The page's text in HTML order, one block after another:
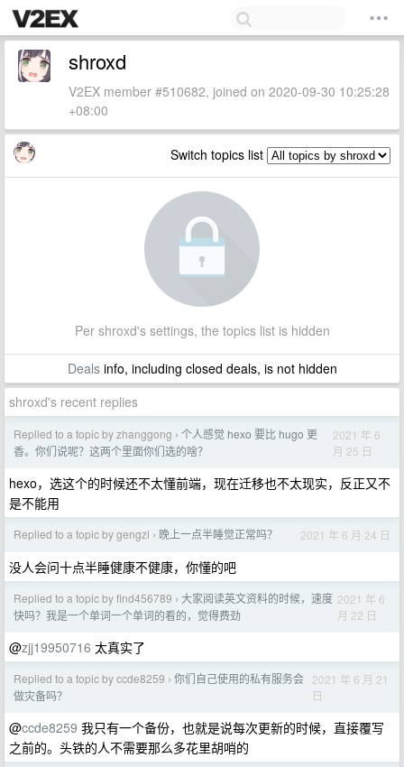
shroxd
V2EX member #510682, joined on 2020-09-30 10:25:28
+08:00
Switch topics list
Per shroxd's settings, the topics list is hidden
Dealsinfo, including closed deals, is not hidden
shroxd's recent replies
Replied to a topic by zhanggong › 个人感觉 hexo 要比 hugo 更
香。你们说呢？这两个里面你们选的啥？
2021 年 6
月 25 日
hexo，选这个的时候还不太懂前端，现在迁移也不太现实，反正又不
是不能用
Replied to a topic by gengzi › 晚上一点半睡觉正常吗？ 2021 年 6 月 24 日
没人会问十点半睡健康不健康，你懂的吧
Replied to a topic by find456789 › 大家阅读英文资料的时候，速度
快吗？我是一个单词一个单词的看的，觉得费劲
2021 年 6
月 22 日
@zjj19950716 太真实了
Replied to a topic by ccde8259 › 你们自己使用的私有服务会
做灾备吗？
2021 年 6 月 21
日
@ccde8259 我只有一个备份，也就是说每次更新的时候，直接覆写
之前的。头铁的人不需要那么多花里胡哨的